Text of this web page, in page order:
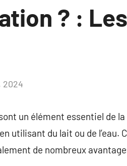
? :
2024
un élément essentiel de
utilisant du lait ou de l’eau.
de nombreux